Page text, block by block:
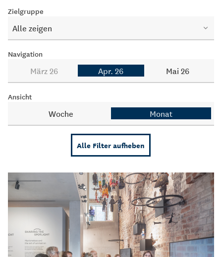
Zielgruppe
Alle zeigen
Navigation
März 26 Apr. 26 Mai 26
Ansicht
Woche Monat
Alle Filter aufheben